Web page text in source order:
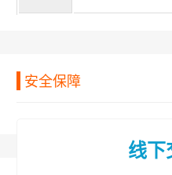
安全保障
线下